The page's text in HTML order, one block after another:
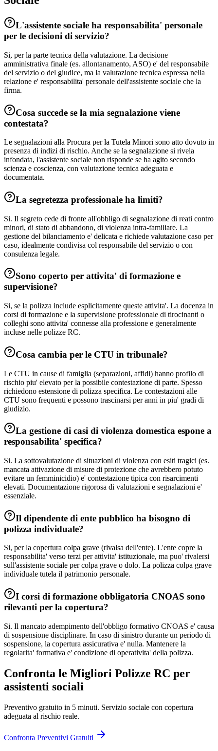
L'assistente sociale ha responsabilita' personale
per le decisioni di servizio?
Si, per la parte tecnica della valutazione. La decisione
amministrativa finale (es. allontanamento, ASO) e' del responsabile
del servizio o del giudice, ma la valutazione tecnica espressa nella
relazione e' responsabilita' personale dell'assistente sociale che la
firma.
Cosa succede se la mia segnalazione viene
contestata?
Le segnalazioni alla Procura per la Tutela Minori sono atto dovuto in
presenza di indizi di rischio. Anche se la segnalazione si rivela
infondata, l'assistente sociale non risponde se ha agito secondo
scienza e coscienza, con valutazione tecnica adeguata e
documentata.
La segretezza professionale ha limiti?
Si. Il segreto cede di fronte all'obbligo di segnalazione di reati contro
minori, di stato di abbandono, di violenza intra-familiare. La
gestione del bilanciamento e' delicata e richiede valutazione caso per
caso, idealmente condivisa col responsabile del servizio o con
consulenza legale.
Sono coperto per attivita' di formazione e
supervisione?
Si, se la polizza include esplicitamente queste attivita'. La docenza in
corsi di formazione e la supervisione professionale di tirocinanti o
colleghi sono attivita' connesse alla professione e generalmente
incluse nelle polizze RC.
Cosa cambia per le CTU in tribunale?
Le CTU in cause di famiglia (separazioni, affidi) hanno profilo di
rischio piu' elevato per la possibile contestazione di parte. Spesso
richiedono estensione di polizza specifica. Le contestazioni alle
CTU sono frequenti e possono trascinarsi per anni in piu' gradi di
giudizio.
La gestione di casi di violenza domestica espone a
responsabilita' specifica?
Si. La sottovalutazione di situazioni di violenza con esiti tragici (es.
mancata attivazione di misure di protezione che avrebbero potuto
evitare un femminicidio) e' contestazione tipica con risarcimenti
elevati. Documentazione rigorosa di valutazioni e segnalazioni e'
essenziale.
Il dipendente di ente pubblico ha bisogno di
polizza individuale?
Si, per la copertura colpa grave (rivalsa dell'ente). L'ente copre la
responsabilita' verso terzi per attivita' istituzionale, ma puo' rivalersi
sull'assistente sociale per colpa grave o dolo. La polizza colpa grave
individuale tutela il patrimonio personale.
I corsi di formazione obbligatoria CNOAS sono
rilevanti per la copertura?
Si. Il mancato adempimento dell'obbligo formativo CNOAS e' causa
di sospensione disciplinare. In caso di sinistro durante un periodo di
sospensione, la copertura assicurativa e' nulla. Mantenere la
regolarita' formativa e' condizione di operativita' della polizza.
Confronta le Migliori Polizze RC per
assistenti sociali
Preventivo gratuito in 5 minuti. Servizio sociale con copertura
adeguata al rischio reale.
Confronta Preventivi Gratuiti